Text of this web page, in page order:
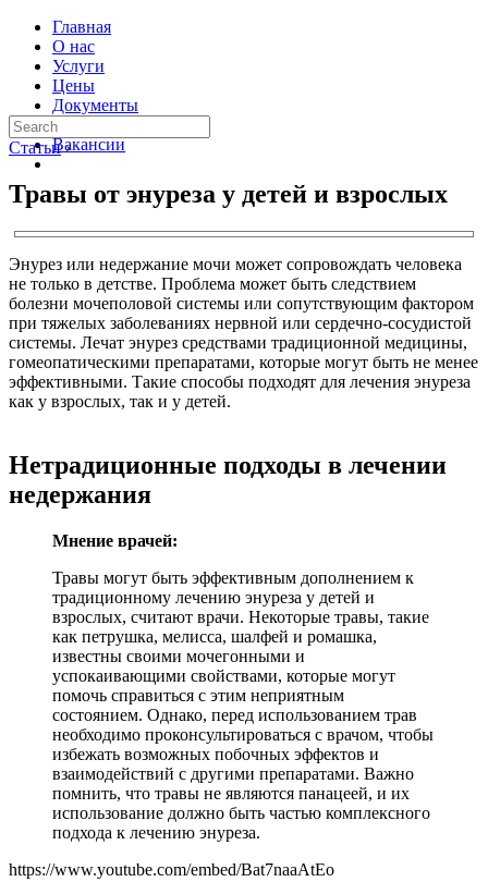
Главная
О нас
Услуги
Цены
Документы
Контакты
Вакансии
Статьи ›
Травы от энуреза у детей и взрослых
Энурез или недержание мочи может сопровождать человека
не только в детстве. Проблема может быть следствием
болезни мочеполовой системы или сопутствующим фактором
при тяжелых заболеваниях нервной или сердечно-сосудистой
системы. Лечат энурез средствами традиционной медицины,
гомеопатическими препаратами, которые могут быть не менее
эффективными. Такие способы подходят для лечения энуреза
как у взрослых, так и у детей.
Нетрадиционные подходы в лечении
недержания
Мнение врачей:
Травы могут быть эффективным дополнением к
традиционному лечению энуреза у детей и
взрослых, считают врачи. Некоторые травы, такие
как петрушка, мелисса, шалфей и ромашка,
известны своими мочегонными и
успокаивающими свойствами, которые могут
помочь справиться с этим неприятным
состоянием. Однако, перед использованием трав
необходимо проконсультироваться с врачом, чтобы
избежать возможных побочных эффектов и
взаимодействий с другими препаратами. Важно
помнить, что травы не являются панацеей, и их
использование должно быть частью комплексного
подхода к лечению энуреза.
https://www.youtube.com/embed/Bat7naaAtEo